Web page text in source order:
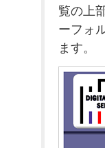
覧の上
ーフォ
ます。